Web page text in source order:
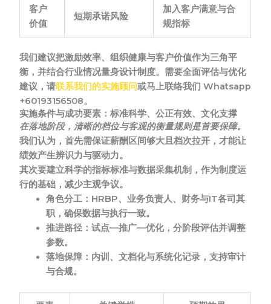
客户
价值
短期承诺风险
加入客户满意与合
规指标
我们建议把激励效率、组织健康与客户价值作为三角平
衡，并结合行业情况量身设计制度。需要全面评估与优化
建议，请联系我们的实施顾问或马上联络我们 Whatsapp
+60193156508。
实施条件与成功要素：标准科学、公正有效、文化支撑
在落地阶段，清晰的档位与客观的衡量规则是首要保障。
我们认为，首先需保证薪酬区间够大且档次拉开，才能让
绩效产生辨识力与驱动力。
其次要建立科学的指标标准与数据采集机制，作为制度运
行的基础，减少主观争议。
角色分工： HRBP、业务负责人、财务与IT各司其
职，确保数据与执行一致。
推进路径：试点—推广—优化，分阶段评估并调整
参数。
落地保障： 内训、文档化与系统化记录，支持审计
与合规。